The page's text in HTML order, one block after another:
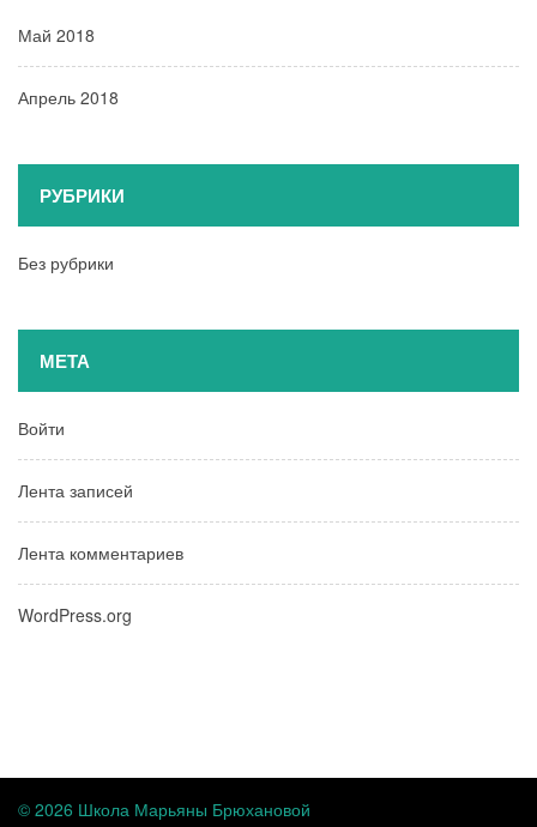
Май 2018
Апрель 2018
РУБРИКИ
Без рубрики
МЕТА
Войти
Лента записей
Лента комментариев
WordPress.org
© 2026 Школа Марьяны Брюхановой